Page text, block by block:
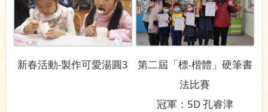
新春活動-製作可愛湯圓3
第二屆「標‧楷體」硬筆書
法比賽
冠軍：5D 孔睿津